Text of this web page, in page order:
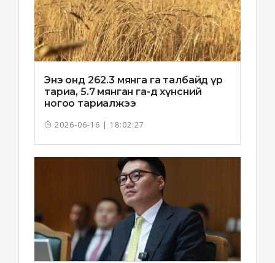
Энэ онд 262.3 мянга га талбайд үр
тариа, 5.7 мянган га-д хүнсний
ногоо тариалжээ
2026-06-16 | 18:02:27